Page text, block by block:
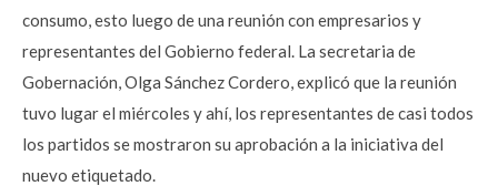
consumo, esto luego de una reunión con empresarios y
representantes del Gobierno federal. La secretaria de
Gobernación, Olga Sánchez Cordero, explicó que la reunión
tuvo lugar el miércoles y ahí, los representantes de casi todos
los partidos se mostraron su aprobación a la iniciativa del
nuevo etiquetado.